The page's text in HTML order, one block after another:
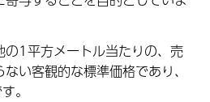
1平方メートル当たりの、売
い客観的な標準価格であり、
。